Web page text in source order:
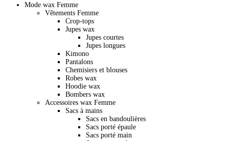
Mode wax Femme
Vêtements Femme
Crop-tops
Jupes wax
Jupes courtes
Jupes longues
Kimono
Pantalons
Chemisiers et blouses
Robes wax
Hoodie wax
Bombers wax
Accessoires wax Femme
Sacs à mains
Sacs en bandoulières
Sacs porté épaule
Sacs porté main